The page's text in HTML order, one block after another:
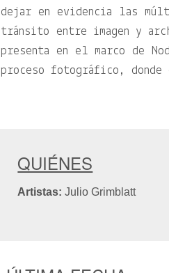
dejar en evidencia las
tránsito entre imagen y
presenta en el marco de
proceso fotográfico,
QUIÉNES
Artistas: Julio Grimblatt